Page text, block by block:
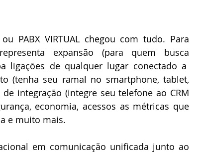
PABX VIRTUAL chegou com tudo. Para
expansão (para quem busca
ligações de qualquer lugar conectado a
(tenha seu ramal no smartphone, tablet,
integração (integre seu telefone ao CRM
economia, acessos as métricas que
e muito mais.
em comunicação unificada junto ao